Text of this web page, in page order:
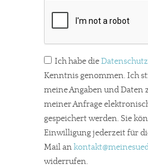
Ich habe die
Kenntnis genommen. Ich
meine Angaben und Daten
meiner Anfrage
gespeichert werden. Sie
Einwilligung jederzeit für
Mail ankontakt
widerrufen.